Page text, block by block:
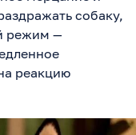
собаку,
режим —
реакцию